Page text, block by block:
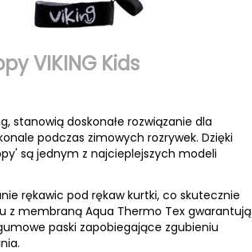
VIKING Kids
stanowią doskonałe rozwiązanie dla
podczas zimowych rozrywek. Dzięki
są jednym z najcieplejszych modeli
rękawic pod rękaw kurtki, co skutecznie
z membraną Aqua Thermo Tex gwarantują
paski zapobiegające zgubieniu